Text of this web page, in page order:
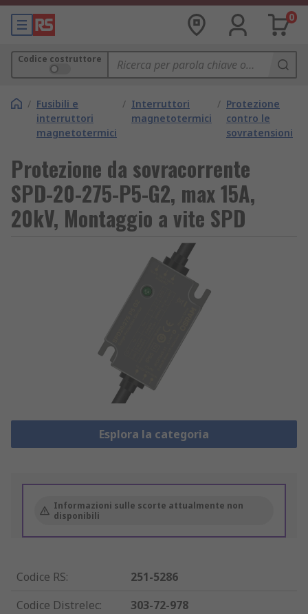
0
Codice costruttore
/ Fusibili e
interruttori
magnetotermici
/ Interruttori
magnetotermici
/ Protezione
contro le
sovratensioni
Protezione da sovracorrente
SPD-20-275-P5-G2, max 15A,
20kV, Montaggio a vite SPD
Esplora la categoria
Informazioni sulle scorte attualmente non
disponibili
Codice RS:
251-5286
Codice Distrelec:
303-72-978